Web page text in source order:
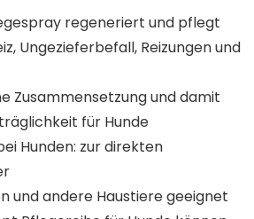
regeneriert und pflegt
Ungezieferbefall, Reizungen und
Zusammensetzung und damit
für Hunde
Hunden: zur direkten
und andere Haustiere geeignet